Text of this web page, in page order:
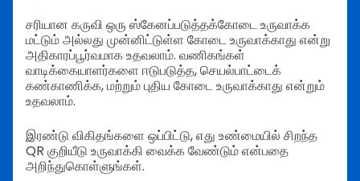
சரியான கருவி ஒரு ஸ்கேனப்படுத்தக்கோடை உருவாக்க
மட்டும் அல்லது முன்னிட்டுள்ள கோடை உருவாக்காது என்று
அதிகாரப்பூர்வமாக உதவலாம். வணிகங்கள்
வாடிக்கையாளர்களை ஈடுபடுத்த, செயல்பாட்டைக்
கண்காணிக்க, மற்றும் புதிய கோடை உருவாக்காது என்றும்
உதவலாம்.
இரண்டு விகிதங்களை ஒப்பிட்டு, எது உண்மையில் சிறந்த
QR குறியீடு உருவாக்கி வைக்க வேண்டும் என்பதை
அறிந்துகொள்ளுங்கள்.